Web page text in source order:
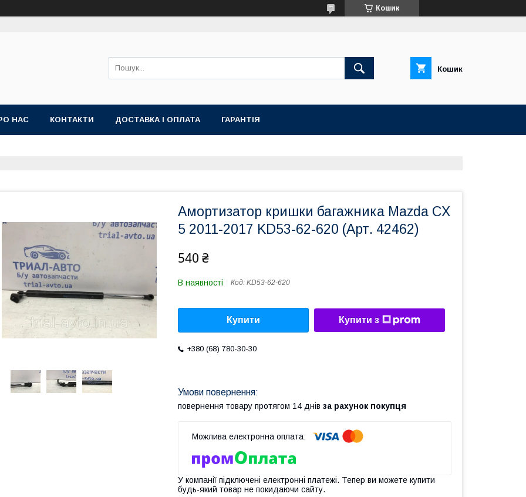
Кошик
Кошик
НАС КОНТАКТИ ДОСТАВКА І ОПЛАТА ГАРАНТІЯ
Амортизатор кришки багажника Mazda CX
5 2011-2017 KD53-62-620 (Арт. 42462)
540 ₴
В наявності Код: KD53-62-620
Купити Купити з
+380 (68) 780-30-30
повернення товару протягом 14 днів за рахунок покупця
У компанії підключені електронні платежі. Тепер ви можете купити
будь-який товар не покидаючи сайту.